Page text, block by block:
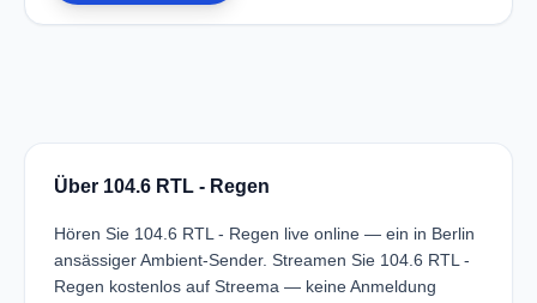
Über 104.6 RTL - Regen
Hören Sie 104.6 RTL - Regen live online — ein in Berlin
ansässiger Ambient-Sender. Streamen Sie 104.6 RTL -
Regen kostenlos auf Streema — keine Anmeldung